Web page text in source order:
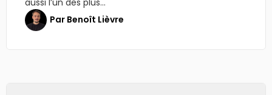
Par Benoît Lièvre